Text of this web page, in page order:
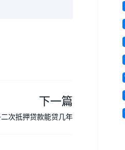
下一篇
二次抵押贷款能贷几年